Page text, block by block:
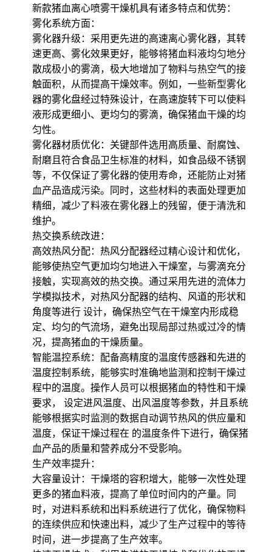
新款猪血离心喷雾干燥机具有诸多特点和优势：
雾化系统方面：
雾化器升级：采用更先进的高速离心雾化器，其转
速更高、雾化效果更好，能够将猪血料液均匀地分
散成极小的雾滴，极大地增加了物料与热空气的接
触面积，从而提高干燥效率。例如，一些新型雾化
器的雾化盘经过特殊设计，在高速旋转下可以使料
液形成更细小、更均匀的雾滴，确保猪血干燥的均
匀性。
雾化器材质优化：关键部件选用高质量、耐腐蚀、
耐磨且符合食品卫生标准的材料，如食品级不锈钢
等，不仅保证了雾化器的使用寿命，还能防止对猪
血产品造成污染。同时，这些材料的表面处理更加
精细，减少了料液在雾化器上的残留，便于清洗和
维护。
热交换系统改进：
高效热风分配：热风分配器经过精心设计和优化，
能够使热空气更加均匀地进入干燥室，与雾滴充分
接触，实现高效的热交换。通过采用先进的流体力
学模拟技术，对热风分配器的结构、风道的形状和
角度等进行 设计，确保热空气在干燥室内形成稳
定、均匀的气流场，避免出现局部过热或过冷的情
况，提高猪血的干燥质量。
智能温控系统：配备高精度的温度传感器和先进的
温度控制系统，能够实时准确地监测和控制干燥过
程中的温度。操作人员可以根据猪血的特性和干燥
要求， 设定进风温度、出风温度等参数，并且系统
能够根据实时监测的数据自动调节热风的供应量和
温度，保证干燥过程在 的温度条件下进行，确保猪
血产品的质量和营养成分不受影响。
生产效率提升：
大容量设计：干燥塔的容积增大，能够一次性处理
更多的猪血料液，提高了单位时间内的产量。同
时，对进料系统和出料系统进行了优化，确保物料
的连续供应和快速出料，减少了生产过程中的等待
时间，进一步提高了生产效率。